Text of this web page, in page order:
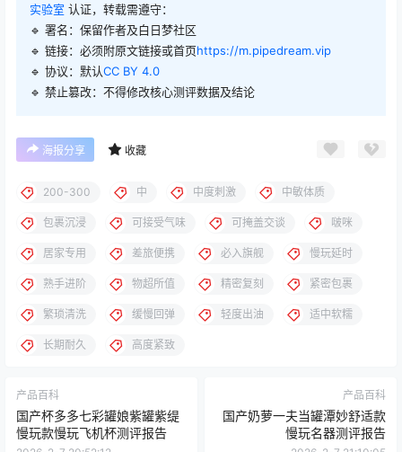
实验室 认证，转载需遵守：
🔹 署名：保留作者及白日梦社区
🔹 链接：必须附原文链接或首页https://m.pipedream.vip
🔹 协议：默认CC BY 4.0
🔹 禁止篡改：不得修改核心测评数据及结论
海报分享 收藏
200-300 中 中度刺激 中敏体质
包裹沉浸 可接受气味 可掩盖交谈 啵咪
居家专用 差旅便携 必入旗舰 慢玩延时
熟手进阶 物超所值 精密复刻 紧密包裹
繁琐清洗 缓慢回弹 轻度出油 适中软糯
长期耐久 高度紧致
产品百科
国产杯多多七彩罐娘紫罐紫缇
慢玩款慢玩飞机杯测评报告
产品百科
国产奶萝一夫当罐潭妙舒适款
慢玩名器测评报告